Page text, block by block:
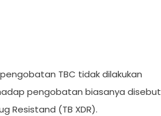
TBC tidak dilakukan
pengobatan biasanya disebut
Resistand (TB XDR).